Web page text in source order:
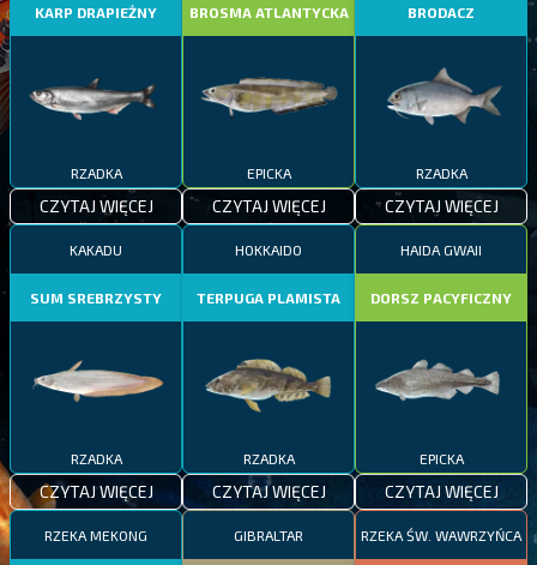
KARP DRAPIEŻNY
RZADKA
CZYTAJ WIĘCEJ
BROSMA ATLANTYCKA
EPICKA
CZYTAJ WIĘCEJ
BRODACZ
RZADKA
CZYTAJ WIĘCEJ
KAKADU
SUM SREBRZYSTY
RZADKA
CZYTAJ WIĘCEJ
HOKKAIDO
TERPUGA PLAMISTA
RZADKA
CZYTAJ WIĘCEJ
HAIDA GWAII
DORSZ PACYFICZNY
EPICKA
CZYTAJ WIĘCEJ
RZEKA MEKONG GIBRALTAR RZEKA ŚW. WAWRZYŃCA